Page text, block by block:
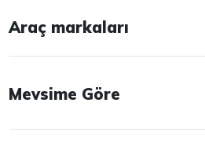
Araç markaları
Mevsime Göre